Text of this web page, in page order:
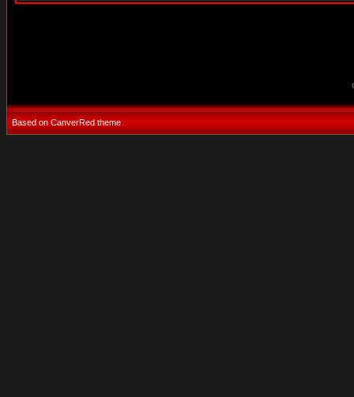
Based on CanverRed theme